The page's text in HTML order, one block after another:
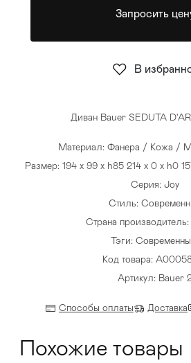
Диван Bauer SEDUTA
Материал: Фанера / Кожа /
Размер: 194 x 99 x h85 214 x 0 x h0
Серия: Joy
Стиль:
Страна
Тэги:
Код товара:
Артикул: Bauer
Способы оплаты Доставка
Запросить
В
Похожие товары